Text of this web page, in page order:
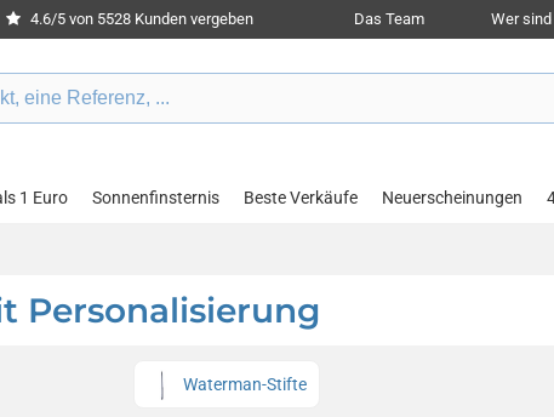
4.6/5 von 5528 Kunden vergeben Das Team Wer sind
1 Euro Sonnenfinsternis Beste Verkäufe Neuerscheinungen
Personalisierung
Waterman-Stifte